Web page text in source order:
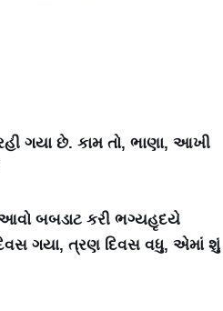
ગયા છે. કામ તો, ભાણા, આખી
આવો બબડાટ કરી ભગ્યહૃદયે
ગયા, ત્રણ દિવસ વધુ, એમાં શું